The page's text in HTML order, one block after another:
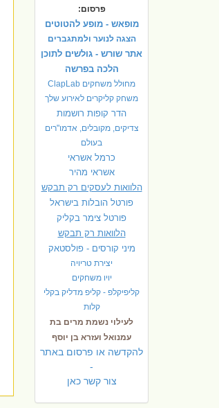
פרסום:
מופאש - מופע להטוטים
הצגה לנוער ולמתגברים
אתר שורש - גולשים לתוכן
הלכה בפרשה
מחולל משחקים ClapLab
משחק קליקרים לאירוע שלך
הדר קופות רושמות
צדיקים, מקובלים, אדמו"רים
בעולם
כרמל אשראי
אשראי מהיר
הלוואות לעסקים רק תבקש
פורטל הובלות בישראל
פורטל צימר בקליק
הלוואות רק תבקש
מיני קורסים - פולסטאק
יצירת טריויה
יויו משחקים
קליפיקלפ - קליפ מדליק בקלי
קלות
לעילוי נשמת מרים בת
עמנואל ועזרא בן יוסף
להקדשה או פרסום באתר
-
צור קשר כאן